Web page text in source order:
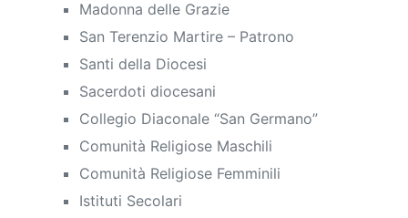
Madonna delle Grazie
San Terenzio Martire – Patrono
Santi della Diocesi
Sacerdoti diocesani
Collegio Diaconale “San Germano”
Comunità Religiose Maschili
Comunità Religiose Femminili
Istituti Secolari